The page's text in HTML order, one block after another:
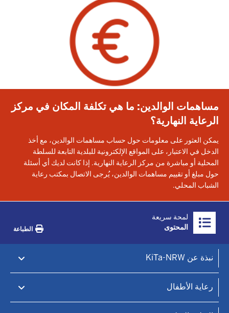
مساهمات الوالدين: ما هي تكلفة المكان في مركز
الرعاية النهارية؟
يمكن العثور على معلومات حول حساب مساهمات الوالدين، مع أخذ
الدخل في الاعتبار، على المواقع الإلكترونية للبلدية التابعة للسلطة
المحلية أو مباشرة من مركز الرعاية النهارية. إذا كانت لديك أي أسئلة
حول مبلغ أو تقييم مساهمات الوالدين، يُرجى الاتصال بمكتب رعاية
الشباب المحلي.
Inhalte
لمحة سريعة
المحتوى
الطباعة
Footer-
menu
نبذة عن KiTa-NRW
الرعاية النهارية للأطفال والتعليم المبكر
رعاية الأطفال